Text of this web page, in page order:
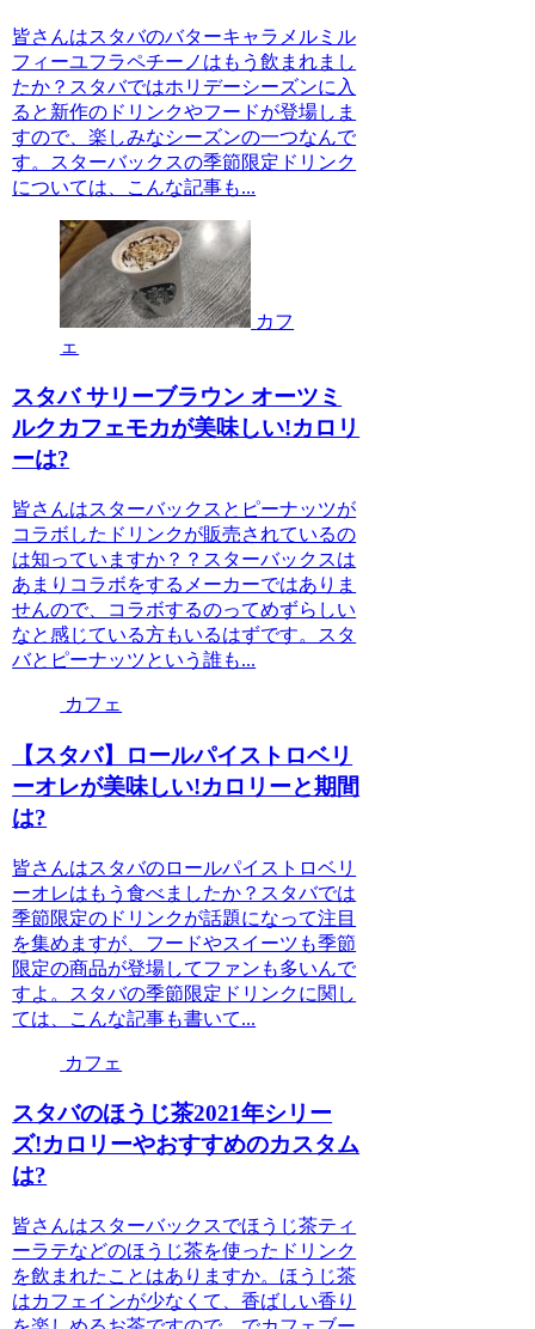
皆さんはスタバのバターキャラメルミル
フィーユフラペチーノはもう飲まれまし
たか？スタバではホリデーシーズンに入
ると新作のドリンクやフードが登場しま
すので、楽しみなシーズンの一つなんで
す。スターバックスの季節限定ドリンク
については、こんな記事も...
カフ
ェ
スタバ サリーブラウン オーツミ
ルクカフェモカが美味しい!カロリ
ーは?
皆さんはスターバックスとピーナッツが
コラボしたドリンクが販売されているの
は知っていますか？？スターバックスは
あまりコラボをするメーカーではありま
せんので、コラボするのってめずらしい
なと感じている方もいるはずです。スタ
バとピーナッツという誰も...
カフェ
【スタバ】ロールパイストロベリ
ーオレが美味しい!カロリーと期間
は?
皆さんはスタバのロールパイストロベリ
ーオレはもう食べましたか？スタバでは
季節限定のドリンクが話題になって注目
を集めますが、フードやスイーツも季節
限定の商品が登場してファンも多いんで
すよ。スタバの季節限定ドリンクに関し
ては、こんな記事も書いて...
カフェ
スタバのほうじ茶2021年シリー
ズ!カロリーやおすすめのカスタム
は?
皆さんはスターバックスでほうじ茶ティ
ーラテなどのほうじ茶を使ったドリンク
を飲まれたことはありますか。ほうじ茶
はカフェインが少なくて、香ばしい香り